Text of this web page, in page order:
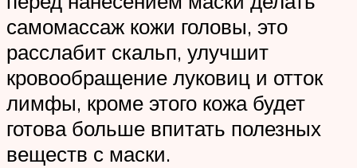
самомассаж кожи головы, это
расслабит скальп, улучшит
кровообращение луковиц и отток
лимфы, кроме этого кожа будет
готова больше впитать полезных
веществ с маски.